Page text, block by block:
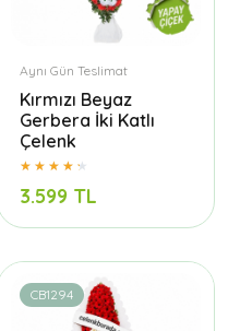
Aynı Gün Teslimat
Kırmızı Beyaz
Gerbera İki Katlı
Çelenk
3.599 TL
CB1294